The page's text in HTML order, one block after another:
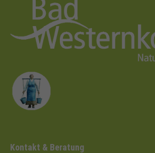
Kontakt & Beratung